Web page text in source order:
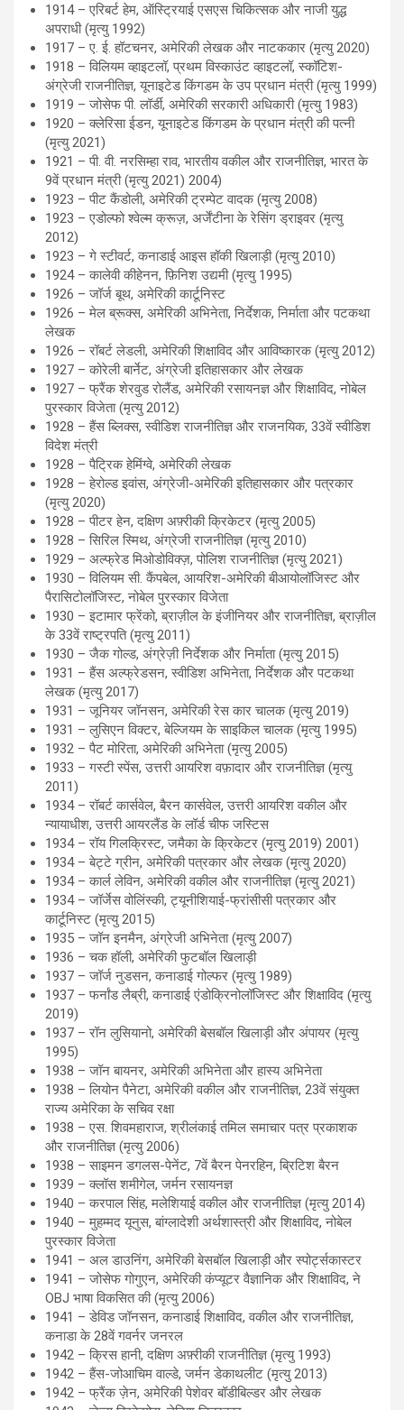
1914 – एरिबर्ट हेम, ऑस्ट्रियाई एसएस चिकित्सक और नाजी युद्ध
अपराधी (मृत्यु 1992)
1917 – ए. ई. हॉटचनर, अमेरिकी लेखक और नाटककार (मृत्यु 2020)
1918 – विलियम व्हाइटलॉ, प्रथम विस्काउंट व्हाइटलॉ, स्कॉटिश-
अंग्रेजी राजनीतिज्ञ, यूनाइटेड किंगडम के उप प्रधान मंत्री (मृत्यु 1999)
1919 – जोसेफ पी. लॉर्डी, अमेरिकी सरकारी अधिकारी (मृत्यु 1983)
1920 – क्लेरिसा ईडन, यूनाइटेड किंगडम के प्रधान मंत्री की पत्नी
(मृत्यु 2021)
1921 – पी. वी. नरसिम्हा राव, भारतीय वकील और राजनीतिज्ञ, भारत के
9वें प्रधान मंत्री (मृत्यु 2021) 2004)
1923 – पीट कैंडोली, अमेरिकी ट्रम्पेट वादक (मृत्यु 2008)
1923 – एडोल्फो श्वेल्म क्रूज़, अर्जेंटीना के रेसिंग ड्राइवर (मृत्यु
2012)
1923 – गे स्टीवर्ट, कनाडाई आइस हॉकी खिलाड़ी (मृत्यु 2010)
1924 – कालेवी कीहेनन, फ़िनिश उद्यमी (मृत्यु 1995)
1926 – जॉर्ज बूथ, अमेरिकी कार्टूनिस्ट
1926 – मेल ब्रूक्स, अमेरिकी अभिनेता, निर्देशक, निर्माता और पटकथा
लेखक
1926 – रॉबर्ट लेडली, अमेरिकी शिक्षाविद और आविष्कारक (मृत्यु 2012)
1927 – कोरेली बार्नेट, अंग्रेजी इतिहासकार और लेखक
1927 – फ्रैंक शेरवुड रोलैंड, अमेरिकी रसायनज्ञ और शिक्षाविद, नोबेल
पुरस्कार विजेता (मृत्यु 2012)
1928 – हैंस ब्लिक्स, स्वीडिश राजनीतिज्ञ और राजनयिक, 33वें स्वीडिश
विदेश मंत्री
1928 – पैट्रिक हेमिंग्वे, अमेरिकी लेखक
1928 – हेरोल्ड इवांस, अंग्रेजी-अमेरिकी इतिहासकार और पत्रकार
(मृत्यु 2020)
1928 – पीटर हेन, दक्षिण अफ़्रीकी क्रिकेटर (मृत्यु 2005)
1928 – सिरिल स्मिथ, अंग्रेजी राजनीतिज्ञ (मृत्यु 2010)
1929 – अल्फ्रेड मिओडोविक्ज़, पोलिश राजनीतिज्ञ (मृत्यु 2021)
1930 – विलियम सी. कैंपबेल, आयरिश-अमेरिकी बीआयोलॉजिस्ट और
पैरासिटोलॉजिस्ट, नोबेल पुरस्कार विजेता
1930 – इटामार फ्रेंको, ब्राज़ील के इंजीनियर और राजनीतिज्ञ, ब्राज़ील
के 33वें राष्ट्रपति (मृत्यु 2011)
1930 – जैक गोल्ड, अंग्रेज़ी निर्देशक और निर्माता (मृत्यु 2015)
1931 – हैंस अल्फ्रेडसन, स्वीडिश अभिनेता, निर्देशक और पटकथा
लेखक (मृत्यु 2017)
1931 – जूनियर जॉनसन, अमेरिकी रेस कार चालक (मृत्यु 2019)
1931 – लुसिएन विक्टर, बेल्जियम के साइकिल चालक (मृत्यु 1995)
1932 – पैट मोरिता, अमेरिकी अभिनेता (मृत्यु 2005)
1933 – गस्टी स्पेंस, उत्तरी आयरिश वफ़ादार और राजनीतिज्ञ (मृत्यु
2011)
1934 – रॉबर्ट कार्सवेल, बैरन कार्सवेल, उत्तरी आयरिश वकील और
न्यायाधीश, उत्तरी आयरलैंड के लॉर्ड चीफ जस्टिस
1934 – रॉय गिलक्रिस्ट, जमैका के क्रिकेटर (मृत्यु 2019) 2001)
1934 – बेट्टे ग्रीन, अमेरिकी पत्रकार और लेखक (मृत्यु 2020)
1934 – कार्ल लेविन, अमेरिकी वकील और राजनीतिज्ञ (मृत्यु 2021)
1934 – जॉर्जेस वोलिंस्की, ट्यूनीशियाई-फ्रांसीसी पत्रकार और
कार्टूनिस्ट (मृत्यु 2015)
1935 – जॉन इनमैन, अंग्रेजी अभिनेता (मृत्यु 2007)
1936 – चक हॉली, अमेरिकी फुटबॉल खिलाड़ी
1937 – जॉर्ज नुडसन, कनाडाई गोल्फर (मृत्यु 1989)
1937 – फर्नांड लैब्री, कनाडाई एंडोक्रिनोलॉजिस्ट और शिक्षाविद (मृत्यु
2019)
1937 – रॉन लुसियानो, अमेरिकी बेसबॉल खिलाड़ी और अंपायर (मृत्यु
1995)
1938 – जॉन बायनर, अमेरिकी अभिनेता और हास्य अभिनेता
1938 – लियोन पैनेटा, अमेरिकी वकील और राजनीतिज्ञ, 23वें संयुक्त
राज्य अमेरिका के सचिव रक्षा
1938 – एस. शिवमहाराज, श्रीलंकाई तमिल समाचार पत्र प्रकाशक
और राजनीतिज्ञ (मृत्यु 2006)
1938 – साइमन डगलस-पेनेंट, 7वें बैरन पेनरहिन, ब्रिटिश बैरन
1939 – क्लॉस शमीगेल, जर्मन रसायनज्ञ
1940 – करपाल सिंह, मलेशियाई वकील और राजनीतिज्ञ (मृत्यु 2014)
1940 – मुहम्मद यूनुस, बांग्लादेशी अर्थशास्त्री और शिक्षाविद, नोबेल
पुरस्कार विजेता
1941 – अल डाउनिंग, अमेरिकी बेसबॉल खिलाड़ी और स्पोर्ट्सकास्टर
1941 – जोसेफ गोगुएन, अमेरिकी कंप्यूटर वैज्ञानिक और शिक्षाविद, ने
OBJ भाषा विकसित की (मृत्यु 2006)
1941 – डेविड जॉनसन, कनाडाई शिक्षाविद, वकील और राजनीतिज्ञ,
कनाडा के 28वें गवर्नर जनरल
1942 – क्रिस हानी, दक्षिण अफ़्रीकी राजनीतिज्ञ (मृत्यु 1993)
1942 – हैंस-जोआचिम वाल्डे, जर्मन डेकाथलीट (मृत्यु 2013)
1942 – फ्रैंक ज़ेन, अमेरिकी पेशेवर बॉडीबिल्डर और लेखक